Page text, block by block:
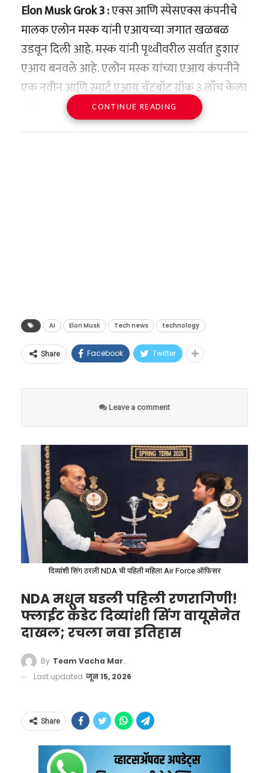
Elon Musk Grok 3 :एक्स आणि स्पेसएक्स कंपनीचे
मालक एलोन मस्क यांनी एआयच्या जगात खळबळ
उडवून दिली आहे. मस्क यांनी पृथ्वीवरील सर्वात हुशार
एआय बनवले आहे. एलोन मस्क यांच्या एआय कंपनीने
एक नवीन आणि स्मार्ट एआय चॅटबॉट ग्रॉक ३ लाँच केला
आहे. एका डेमो कार्यक्रमादरम्यान, मस्क म्हणाले,
“आम्हाला ग्रॉक ३ सादर करण्यास खूप उत्सुकता आहे,
GROK 3: SOLVING PHYSICS,
GAMES, AND THE UNIVERSE
Full presentation and demo of
xAI's latest model
0:00 xAI's mission: Understand
the universe
2:01 Grok means to profoundly
understand
2:29 From Grok 2 to Grok 3
CONTINUE READING
AI Elon Musk Tech news technology
Share Facebook Twitter
Leave a comment
दिव्यांशी सिंग ठरली NDA ची पहिली महिला Air Force ऑफिसर
NDA मधून घडली पहिली रणरागिणी!
फ्लाईट कॅडेट दिव्यांशी सिंग वायूसेनेत
दाखल; रचला नवा इतिहास
By Team Vacha Marathi
Last updated जून 15, 2026
Share